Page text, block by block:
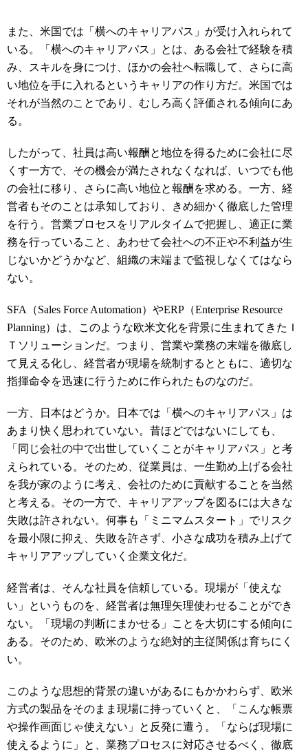
また、米国では「横へのキャリアパス」が受け入れられて
いる。「横へのキャリアパス」とは、ある会社で経験を積
み、スキルを身につけ、ほかの会社へ転職して、さらに高
い地位を手に入れるというキャリアの作り方だ。米国では
それが当然のことであり、むしろ高く評価される傾向にあ
る。
したがって、社員は高い報酬と地位を得るために会社に尽
くす一方で、その機会が満たされなくなれば、いつでも他
の会社に移り、さらに高い地位と報酬を求める。一方、経
営者もそのことは承知しており、きめ細かく徹底した管理
を行う。営業プロセスをリアルタイムで把握し、適正に業
務を行っていること、あわせて会社への不正や不利益が生
じないかどうかなど、組織の末端まで監視しなくてはなら
ない。
SFA（Sales Force Automation）やERP（Enterprise Resource
Planning）は、このような欧米文化を背景に生まれてきたＩ
Ｔソリューションだ。つまり、営業や業務の末端を徹底し
て見える化し、経営者が現場を統制するとともに、適切な
指揮命令を迅速に行うために作られたものなのだ。
一方、日本はどうか。日本では「横へのキャリアパス」は
あまり快く思われていない。昔ほどではないにしても、
「同じ会社の中で出世していくことがキャリアパス」と考
えられている。そのため、従業員は、一生勤め上げる会社
を我が家のように考え、会社のために貢献することを当然
と考える。その一方で、キャリアアップを図るには大きな
失敗は許されない。何事も「ミニマムスタート」でリスク
を最小限に抑え、失敗を許さず、小さな成功を積み上げて
キャリアアップしていく企業文化だ。
経営者は、そんな社員を信頼している。現場が「使えな
い」というものを、経営者は無理矢理使わせることができ
ない。「現場の判断にまかせる」ことを大切にする傾向に
ある。そのため、欧米のような絶対的主従関係は育ちにく
い。
このような思想的背景の違いがあるにもかかわらず、欧米
方式の製品をそのまま現場に持っていくと、「こんな帳票
や操作画面じゃ使えない」と反発に遭う。「ならば現場に
使えるように」と、業務プロセスに対応させるべく、徹底